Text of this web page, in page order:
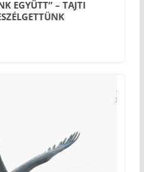
EGYÜTT” – TAJTI